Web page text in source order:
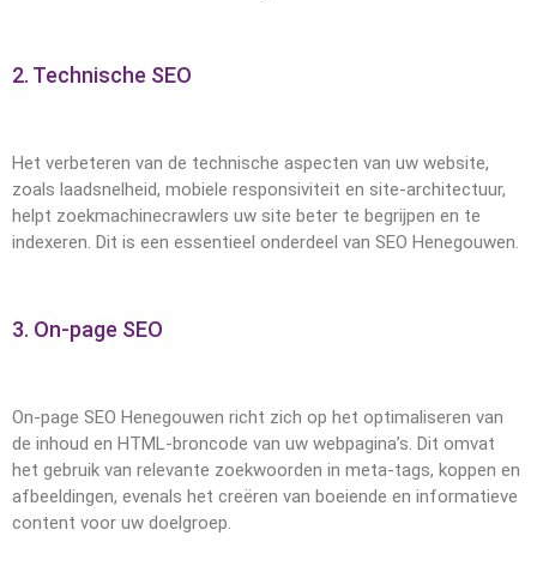
2. Technische SEO
Het verbeteren van de technische aspecten van uw website,
zoals laadsnelheid, mobiele responsiviteit en site-architectuur,
helpt zoekmachinecrawlers uw site beter te begrijpen en te
indexeren. Dit is een essentieel onderdeel van SEO Henegouwen.
3. On-page SEO
On-page SEO Henegouwen richt zich op het optimaliseren van
de inhoud en HTML-broncode van uw webpagina’s. Dit omvat
het gebruik van relevante zoekwoorden in meta-tags, koppen en
afbeeldingen, evenals het creëren van boeiende en informatieve
content voor uw doelgroep.